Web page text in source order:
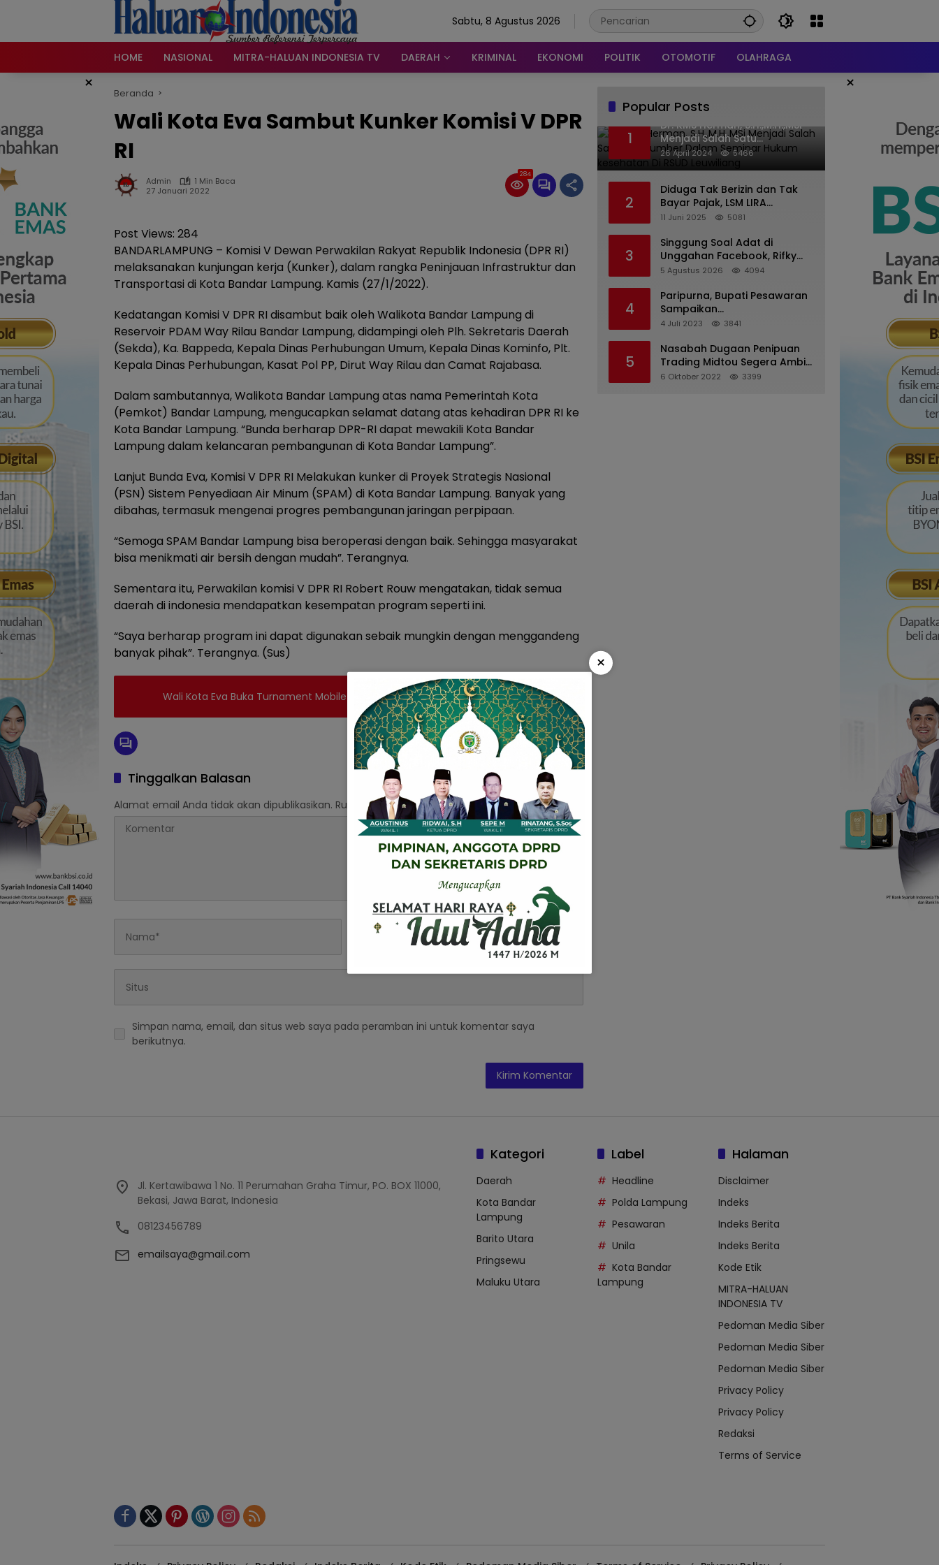
Sabtu, 8 Agustus 2026
HOME NASIONAL MITRA-HALUAN INDONESIA TV DAERAH KRIMINAL EKONOMI POLITIK OTOMOTIF OLAHRAGA
× ×
Beranda
Wali Kota Eva Sambut Kunker Komisi V DPR
RI
Admin
1 Min Baca
27 Januari 2022
284
Post Views: 284
BANDARLAMPUNG – Komisi V Dewan Perwakilan Rakyat Republik Indonesia (DPR RI)
melaksanakan kunjungan kerja (Kunker), dalam rangka Peninjauan Infrastruktur dan
Transportasi di Kota Bandar Lampung. Kamis (27/1/2022).
Kedatangan Komisi V DPR RI disambut baik oleh Walikota Bandar Lampung di
Reservoir PDAM Way Rilau Bandar Lampung, didampingi oleh Plh. Sekretaris Daerah
(Sekda), Ka. Bappeda, Kepala Dinas Perhubungan Umum, Kepala Dinas Kominfo, Plt.
Kepala Dinas Perhubungan, Kasat Pol PP, Dirut Way Rilau dan Camat Rajabasa.
Dalam sambutannya, Walikota Bandar Lampung atas nama Pemerintah Kota
(Pemkot) Bandar Lampung, mengucapkan selamat datang atas kehadiran DPR RI ke
Kota Bandar Lampung. “Bunda berharap DPR-RI dapat mewakili Kota Bandar
Lampung dalam kelancaran pembangunan di Kota Bandar Lampung”.
Lanjut Bunda Eva, Komisi V DPR RI Melakukan kunker di Proyek Strategis Nasional
(PSN) Sistem Penyediaan Air Minum (SPAM) di Kota Bandar Lampung. Banyak yang
dibahas, termasuk mengenai progres pembangunan jaringan perpipaan.
“Semoga SPAM Bandar Lampung bisa beroperasi dengan baik. Sehingga masyarakat
bisa menikmati air bersih dengan mudah”. Terangnya.
Sementara itu, Perwakilan komisi V DPR RI Robert Rouw mengatakan, tidak semua
daerah di indonesia mendapatkan kesempatan program seperti ini.
“Saya berharap program ini dapat digunakan sebaik mungkin dengan menggandeng
banyak pihak”. Terangnya. (Sus)
Wali Kota Eva Buka Turnament Mobile Legend Bang Bang
Tinggalkan Balasan
Alamat email Anda tidak akan dipublikasikan. Ruas yang wajib ditandai*
Simpan nama, email, dan situs web saya pada peramban ini untuk komentar saya
berikutnya.
Popular Posts
1
Dr. KMS Herman, S.H.,M.H.,MSi
Menjadi Salah Satu
Narasumber Dalam Seminar
Hukum kesehatan Di RSUD
26 April 2024 5466
2
Diduga Tak Berizin dan Tak
Bayar Pajak, LSM LIRA
Laporkan Santerra de
Batu
11 Juni 2025 5081
3
Singgung Soal Adat di
Unggahan Facebook, Rifky
Desriana Minta Maaf ke PDA
5 Agustus 2026 4094
4
Paripurna, Bupati Pesawaran
Sampaikan
Pertanggungjawaban
4 Juli 2023 3841
5
Nasabah Dugaan Penipuan
Trading Midtou Segera Ambil
Langkah Hukum
6 Oktober 2022 3399
Jl. Kertawibawa 1 No. 11 Perumahan Graha Timur, PO. BOX 11000,
Bekasi, Jawa Barat, Indonesia
08123456789
emailsaya@gmail.com
Kategori
Daerah
Kota Bandar
Lampung
Barito Utara
Pringsewu
Maluku Utara
Label
Headline
Polda Lampung
Pesawaran
Unila
Kota Bandar
Lampung
Halaman
Disclaimer
Indeks
Indeks Berita
Indeks Berita
Kode Etik
MITRA-HALUAN
INDONESIA TV
Pedoman Media Siber
Pedoman Media Siber
Pedoman Media Siber
Privacy Policy
Privacy Policy
Redaksi
Terms of Service
×